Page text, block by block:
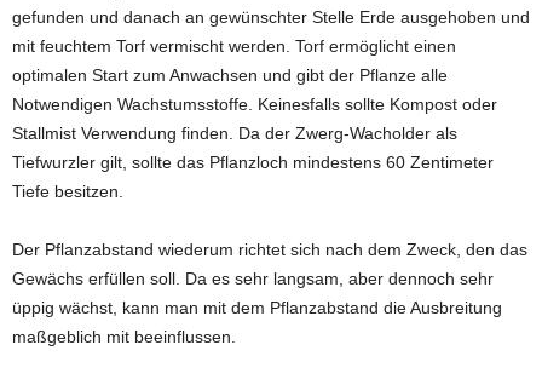
gefunden und danach an gewünschter Stelle Erde ausgehoben und
mit feuchtem Torf vermischt werden. Torf ermöglicht einen
optimalen Start zum Anwachsen und gibt der Pflanze alle
Notwendigen Wachstumsstoffe. Keinesfalls sollte Kompost oder
Stallmist Verwendung finden. Da der Zwerg-Wacholder als
Tiefwurzler gilt, sollte das Pflanzloch mindestens 60 Zentimeter
Tiefe besitzen.
Der Pflanzabstand wiederum richtet sich nach dem Zweck, den das
Gewächs erfüllen soll. Da es sehr langsam, aber dennoch sehr
üppig wächst, kann man mit dem Pflanzabstand die Ausbreitung
maßgeblich mit beeinflussen.